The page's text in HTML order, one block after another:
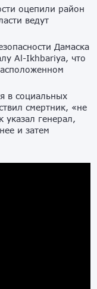
оцепили район
ведут
Дамаска
Al-Ikhbariya, что
в социальных
смертник, «не
указал генерал,
и затем